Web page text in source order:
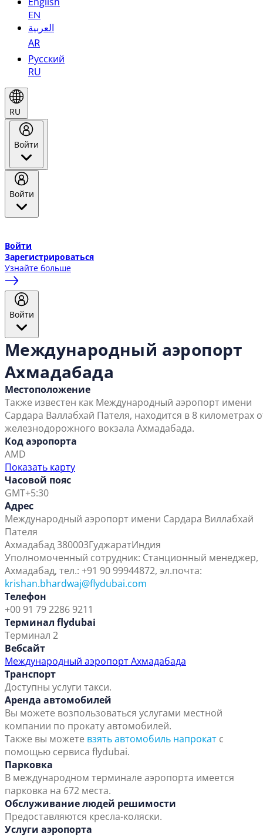
EN
العربية
AR
Русский
RU
RU
Войти
Войти
Войти
Зарегистрироваться
Узнайте больше
Войти
Международный аэропорт
Ахмадабада
Местоположение
Также известен как Международный аэропорт имени
Сардара Валлабхай Пателя, находится в 8 километрах
железнодорожного вокзала Ахмадабада.
Код аэропорта
AMD
Показать карту
Часовой пояс
GMT+5:30
Адрес
Международный аэропорт имени Сардара Виллабхай
Пателя
Ахмадабад 380003ГуджаратИндия
Уполномоченный сотрудник: Станционный менеджер,
Ахмадабад, тел.: +91 90 99944872, эл.почта:
krishan.bhardwaj@flydubai.com
Телефон
+00 91 79 2286 9211
Терминал flydubai
Терминал 2
Вебсайт
Международный аэропорт Ахмадабада
Транспорт
Доступны услуги такси.
Аренда автомобилей
Вы можете возпользоваться услугами местной
компании по прокату автомобилей.
Также вы можете взять автомобиль напрокат с
помощью сервиса flydubai.
Парковка
В международном терминале аэропорта имеется
парковка на 672 места.
Обслуживание людей решимости
Предоставляются кресла-коляски.
Услуги аэропорта